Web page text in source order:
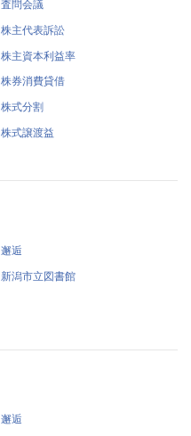
査問会議
株主代表訴訟
株主資本利益率
株券消費貸借
株式分割
株式譲渡益
邂逅
新潟市立図書館
邂逅